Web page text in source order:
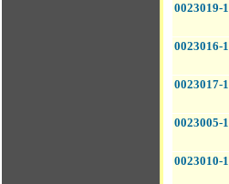
0023019-1
0023016-1
0023017-1
0023005-1
0023010-1